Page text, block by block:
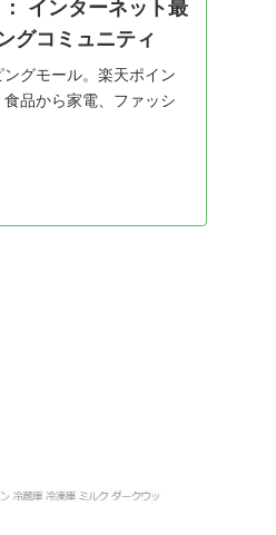
インターネット最
グコミュニティ
グモール。楽天ポイン
品から家電、ファッシ